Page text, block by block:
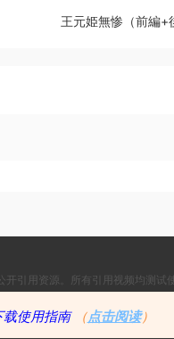
王元姫無惨（前編+
引用资源。所有引用视频均测试
♥ 萌番 - All rights reserved
载使用指南 （点击阅读）